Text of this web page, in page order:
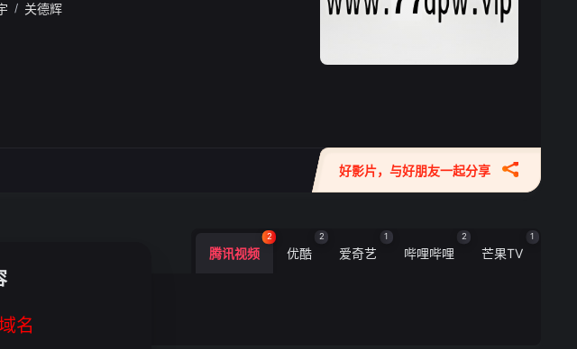
/ 关德辉
好影片，与好朋友一起分享
腾讯视频
2
优酷
2
爱奇艺
1
哔哩哔哩
2
芒果TV
1
名